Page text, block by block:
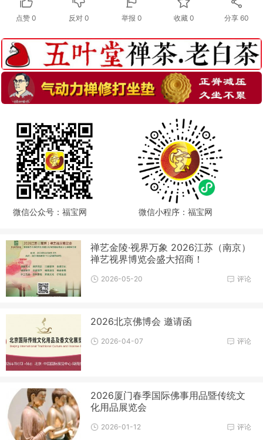
点赞0 反对 0 举报 0 收藏 0 分享60
微信公众号：福宝网 微信小程序：福宝网
禅艺金陵·视界万象 2026江苏（南京）
禅艺视界博览会盛大招商！
评论
2026-05-20
2026北京佛博会 邀请函
评论
2026-04-07
2026厦门春季国际佛事用品暨传统文
化用品展览会
评论
2026-01-12